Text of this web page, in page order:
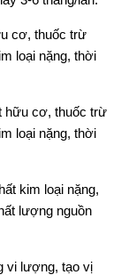
cơ, thuốc trừ
loại nặng, thời
hữu cơ, thuốc trừ
loại nặng, thời
kim loại nặng,
lượng nguồn
vi lượng, tạo vị